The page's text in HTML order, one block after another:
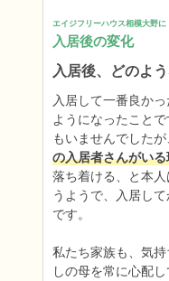
エイジフリーハウス相模大野に
入居後の変化
入居後、どのよ
入居して一番良か
ようになったこと
もいませんでした
の入居者さんがいる
落ち着ける、と本
うようで、入居し
です。
私たち家族も、気
しの母を常に心配